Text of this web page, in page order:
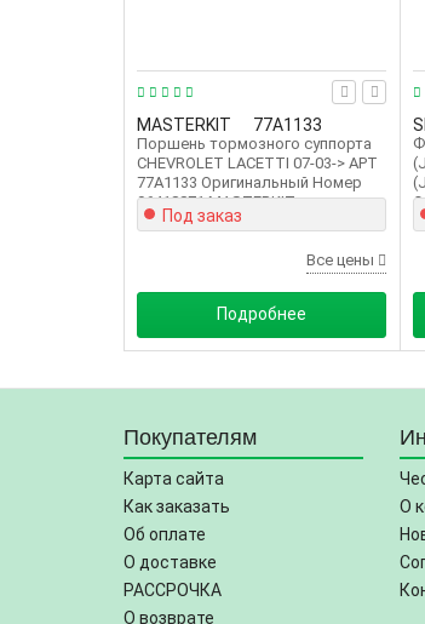
MASTERKIT 77A1133
Поршень тормозного суппорта
CHEVROLET LACETTI 07-03-> АРТ
77A1133 Оригинальный Номер
96418871 MASTERKIT
Под заказ
Все цены
Подробнее
Покупателям
Карта сайта
Как заказать
Об оплате
О доставке
РАССРОЧКА
О возврате
О